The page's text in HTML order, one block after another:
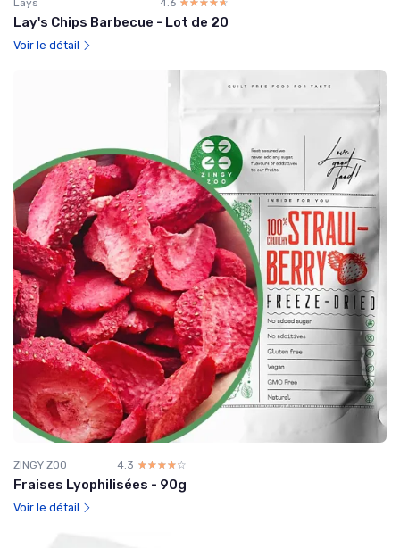
Lays 4.6 ☆☆☆☆☆
★★★★★
Lay's Chips Barbecue - Lot de 20
Voir le détail
ZINGY ZOO 4.3 ☆☆☆☆☆
★★★★★
Fraises Lyophilisées - 90g
Voir le détail